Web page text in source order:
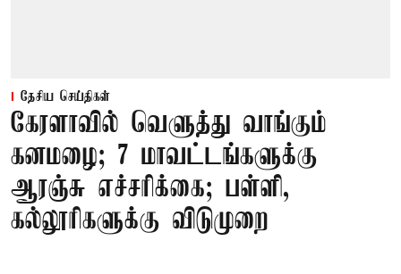
தேசிய செய்திகள்
கேரளாவில் வெளுத்து வாங்கும்
கனமழை; 7 மாவட்டங்களுக்கு
ஆரஞ்சு எச்சரிக்கை; பள்ளி,
கல்லூரிகளுக்கு விடுமுறை